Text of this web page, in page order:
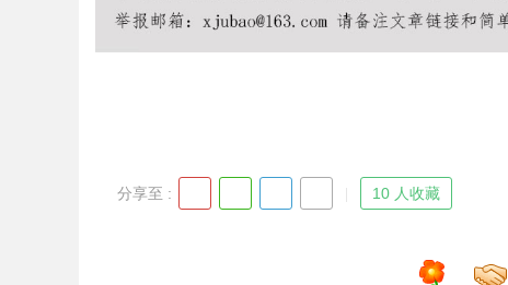
Bo
分享至 : 10 人收藏